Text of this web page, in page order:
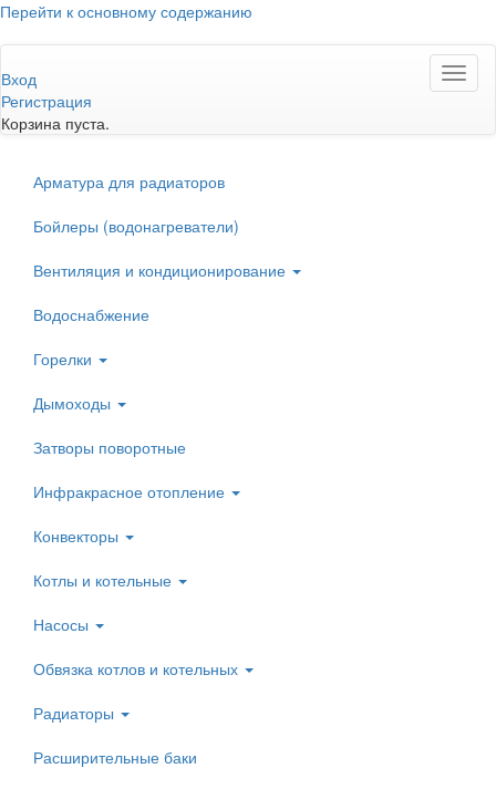
Перейти к основному содержанию
Вход
Регистрация
Корзина пуста.
Арматура для радиаторов
Бойлеры (водонагреватели)
Вентиляция и кондиционирование
Водоснабжение
Горелки
Дымоходы
Затворы поворотные
Инфракрасное отопление
Конвекторы
Котлы и котельные
Насосы
Обвязка котлов и котельных
Радиаторы
Расширительные баки